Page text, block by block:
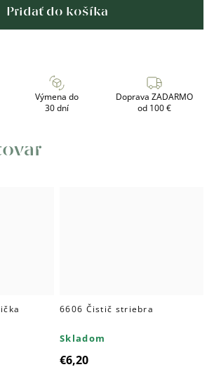
Pridať do košíka
Výmena do
30 dní
Doprava ZADARMO
od 100 €
6606 Čistič striebra
Skladom
€6,20